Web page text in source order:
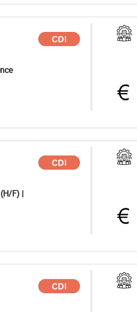
F) |